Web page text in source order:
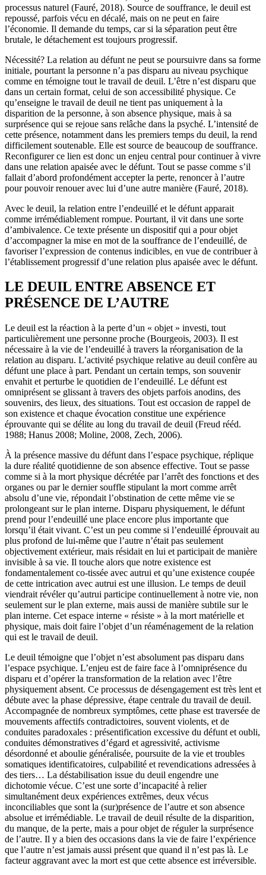
processus naturel (Fauré, 2018). Source de souffrance, le deuil est
repoussé, parfois vécu en décalé, mais on ne peut en faire
l’économie. Il demande du temps, car si la séparation peut être
brutale, le détachement est toujours progressif.
Nécessité? La relation au défunt ne peut se poursuivre dans sa forme
initiale, pourtant la personne n’a pas disparu au niveau psychique
comme en témoigne tout le travail de deuil. L’être n’est disparu que
dans un certain format, celui de son accessibilité physique. Ce
qu’enseigne le travail de deuil ne tient pas uniquement à la
disparition de la personne, à son absence physique, mais à sa
surprésence qui se rejoue sans relâche dans la psyché. L’intensité de
cette présence, notamment dans les premiers temps du deuil, la rend
difficilement soutenable. Elle est source de beaucoup de souffrance.
Reconfigurer ce lien est donc un enjeu central pour continuer à vivre
dans une relation apaisée avec le défunt. Tout se passe comme s’il
fallait d’abord profondément accepter la perte, renoncer à l’autre
pour pouvoir renouer avec lui d’une autre manière (Fauré, 2018).
Avec le deuil, la relation entre l’endeuillé et le défunt apparait
comme irrémédiablement rompue. Pourtant, il vit dans une sorte
d’ambivalence. Ce texte présente un dispositif qui a pour objet
d’accompagner la mise en mot de la souffrance de l’endeuillé, de
favoriser l’expression de contenus indicibles, en vue de contribuer à
l’établissement progressif d’une relation plus apaisée avec le défunt.
LE DEUIL ENTRE ABSENCE ET
PRÉSENCE DE L’AUTRE
Le deuil est la réaction à la perte d’un « objet » investi, tout
particulièrement une personne proche (Bourgeois, 2003). Il est
nécessaire à la vie de l’endeuillé à travers la réorganisation de la
relation au disparu. L’activité psychique relative au deuil confère au
défunt une place à part. Pendant un certain temps, son souvenir
envahit et perturbe le quotidien de l’endeuillé. Le défunt est
omniprésent se glissant à travers des objets parfois anodins, des
souvenirs, des lieux, des situations. Tout est occasion de rappel de
son existence et chaque évocation constitue une expérience
éprouvante qui se délite au long du travail de deuil (Freud rééd.
1988; Hanus 2008; Moline, 2008, Zech, 2006).
À la présence massive du défunt dans l’espace psychique, réplique
la dure réalité quotidienne de son absence effective. Tout se passe
comme si à la mort physique décrétée par l’arrêt des fonctions et des
organes ou par le dernier souffle stipulant la mort comme arrêt
absolu d’une vie, répondait l’obstination de cette même vie se
prolongeant sur le plan interne. Disparu physiquement, le défunt
prend pour l’endeuillé une place encore plus importante que
lorsqu’il était vivant. C’est un peu comme si l’endeuillé éprouvait au
plus profond de lui-même que l’autre n’était pas seulement
objectivement extérieur, mais résidait en lui et participait de manière
invisible à sa vie. Il touche alors que notre existence est
fondamentalement co-tissée avec autrui et qu’une existence coupée
de cette intrication avec autrui est une illusion. Le temps de deuil
viendrait révéler qu’autrui participe continuellement à notre vie, non
seulement sur le plan externe, mais aussi de manière subtile sur le
plan interne. Cet espace interne « résiste » à la mort matérielle et
physique, mais doit faire l’objet d’un réaménagement de la relation
qui est le travail de deuil.
Le deuil témoigne que l’objet n’est absolument pas disparu dans
l’espace psychique. L’enjeu est de faire face à l’omniprésence du
disparu et d’opérer la transformation de la relation avec l’être
physiquement absent. Ce processus de désengagement est très lent et
débute avec la phase dépressive, étape centrale du travail de deuil.
Accompagnée de nombreux symptômes, cette phase est traversée de
mouvements affectifs contradictoires, souvent violents, et de
conduites paradoxales : présentification excessive du défunt et oubli,
conduites démonstratives d’égard et agressivité, activisme
désordonné et aboulie généralisée, poursuite de la vie et troubles
somatiques identificatoires, culpabilité et revendications adressées à
des tiers… La déstabilisation issue du deuil engendre une
dichotomie vécue. C’est une sorte d’incapacité à relier
simultanément deux expériences extrêmes, deux vécus
inconciliables que sont la (sur)présence de l’autre et son absence
absolue et irrémédiable. Le travail de deuil résulte de la disparition,
du manque, de la perte, mais a pour objet de réguler la surprésence
de l’autre. Il y a bien des occasions dans la vie de faire l’expérience
que l’autre n’est jamais aussi présent que quand il n’est pas là. Le
facteur aggravant avec la mort est que cette absence est irréversible.